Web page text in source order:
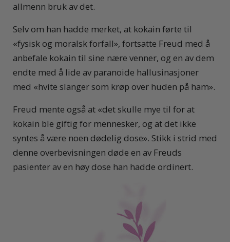
allmenn bruk av det.
Selv om han hadde merket, at kokain førte til
«fysisk og moralsk forfall», fortsatte Freud med å
anbefale kokain til sine nære venner, og en av dem
endte med å lide av paranoide hallusinasjoner
med «hvite slanger som krøp over huden på ham».
Freud mente også at «det skulle mye til for at
kokain ble giftig for mennesker, og at det ikke
syntes å være noen dødelig dose». Stikk i strid med
denne overbevisningen døde en av Freuds
pasienter av en høy dose han hadde ordinert.